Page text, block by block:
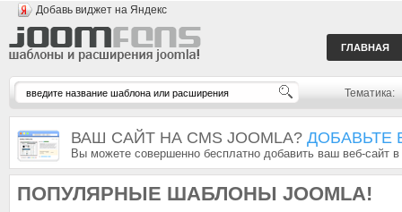
Добавь виджет на Яндекс
ГЛАВНАЯ
Тематика:
ВАШ САЙТ НА CMS JOOMLA? ДОБАВЬТЕ
Вы можете совершенно бесплатно добавить ваш веб-сайт
ПОПУЛЯРНЫЕ ШАБЛОНЫ JOOMLA!